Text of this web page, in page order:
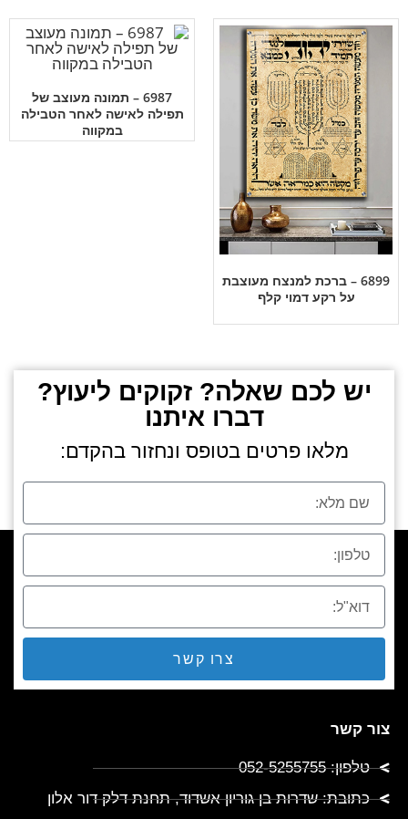
6899 – ברכת למנצח מעוצבת
על רקע דמוי קלף
6987 – תמונה מעוצב של
תפילה לאישה לאחר הטבילה
במקווה
יש לכם שאלה? זקוקים ליעוץ?
דברו איתנו
מלאו פרטים בטופס ונחזור בהקדם:
צרו קשר
צור קשר
טלפון: 052-5255755
כתובת: שדרות בן גוריון אשדוד, תחנת דלק דור אלון